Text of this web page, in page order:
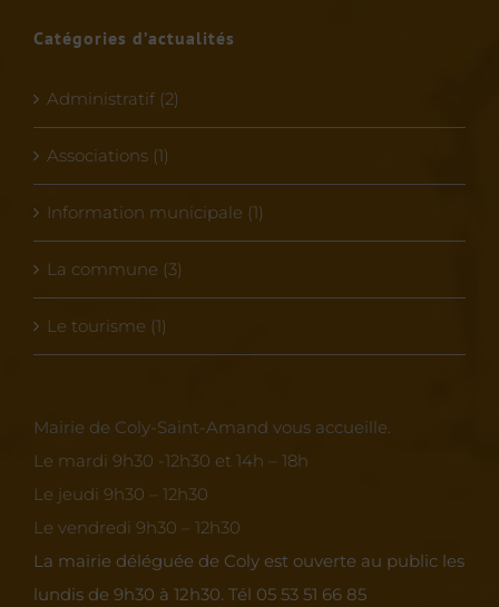
Catégories d’actualités
Administratif (2)
Associations (1)
Information municipale (1)
La commune (3)
Le tourisme (1)
Mairie de Coly-Saint-Amand vous accueille.
Le mardi 9h30 -12h30 et 14h – 18h
Le jeudi 9h30 – 12h30
Le vendredi 9h30 – 12h30
La mairie déléguée de Coly est ouverte au public les
lundis de 9h30 à 12h30. Tél 05 53 51 66 85